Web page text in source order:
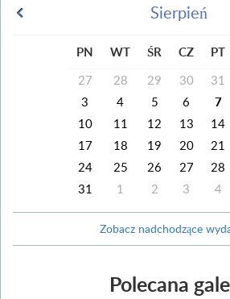
Sierpień
PN WT ŚR CZ PT
27 28 29 30 31
3
4 5 6 7
10
11 12 13 14
17
18 19 20 21
24
25 26 27 28
31
1 2 3 4
Zobacz nadchodzące
Polecana